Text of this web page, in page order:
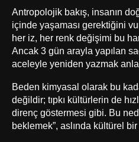
Antropolojik bakış, insanın
içinde yaşaması gerektiğini
her iz, her renk değişimi bu
Ancak 3 gün arayla yapılan
aceleyle yeniden yazmak
Beden kimyasal olarak bu
değildir; tıpkı kültürlerin de
direnç göstermesi gibi. Bu
beklemek”, aslında kültürel